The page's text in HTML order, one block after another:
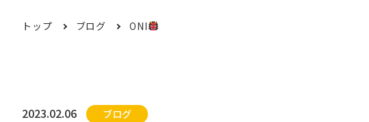
トップ ブログ ONI
2023.02.06 ブログ